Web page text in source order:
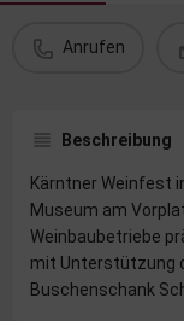
Anrufen
Beschreibung
Kärntner Weinfest
Museum am
Weinbaubetriebe
mit Unterstützung
Buschenschank